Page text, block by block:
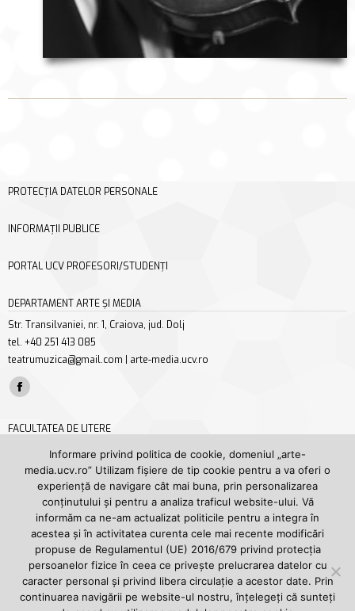
PROTECȚIA DATELOR PERSONALE
INFORMAȚII PUBLICE
PORTAL UCV PROFESORI/STUDENȚI
DEPARTAMENT ARTE ȘI MEDIA
Str. Transilvaniei, nr. 1, Craiova, jud. Dolj
tel. +40 251 413 085
teatrumuzica@gmail.com | arte-media.ucv.ro
Find us on:
Facebook
opens
new
window
FACULTATEA DE LITERE
Str. A. I. Cuza nr. 13, Craiova, jud. Dolj
tel/fax +40 251 414 468
secretariat.litere@ucv.ro | litere.ucv.ro/litere
Find us on:
Facebook
page
opens
in
new
YouTube
page
opens
in
new
UNIVERSITATEA DIN CRAIOVA
Str. A. I. Cuza nr. 13, Craiova, jud. Dolj
tel. +40 251 414 398
Informare privind politica de cookie, domeniul „arte-
media.ucv.ro” Utilizam fișiere de tip cookie pentru a va oferi o
experiență de navigare cât mai buna, prin personalizarea
conținutului și pentru a analiza traficul website-ului. Vă
informăm ca ne-am actualizat politicile pentru a integra în
acestea și în activitatea curenta cele mai recente modificări
propuse de Regulamentul (UE) 2016/679 privind protecția
persoanelor fizice în ceea ce privește prelucrarea datelor cu
caracter personal și privind libera circulație a acestor date. Prin
continuarea navigării pe website-ul nostru, înțelegeți că sunteți